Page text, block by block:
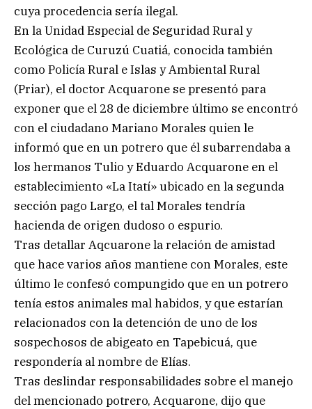
cuya procedencia sería ilegal.
En la Unidad Especial de Seguridad Rural y
Ecológica de Curuzú Cuatiá, conocida también
como Policía Rural e Islas y Ambiental Rural
(Priar), el doctor Acquarone se presentó para
exponer que el 28 de diciembre último se encontró
con el ciudadano Mariano Morales quien le
informó que en un potrero que él subarrendaba a
los hermanos Tulio y Eduardo Acquarone en el
establecimiento «La Itatí» ubicado en la segunda
sección pago Largo, el tal Morales tendría
hacienda de origen dudoso o espurio.
Tras detallar Aqcuarone la relación de amistad
que hace varios años mantiene con Morales, este
último le confesó compungido que en un potrero
tenía estos animales mal habidos, y que estarían
relacionados con la detención de uno de los
sospechosos de abigeato en Tapebicuá, que
respondería al nombre de Elías.
Tras deslindar responsabilidades sobre el manejo
del mencionado potrero, Acquarone, dijo que